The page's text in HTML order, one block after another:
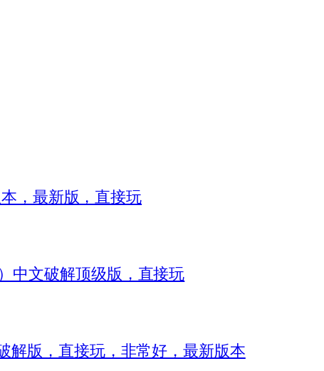
，最新版，直接玩
中文破解顶级版，直接玩
解版，直接玩，非常好，最新版本